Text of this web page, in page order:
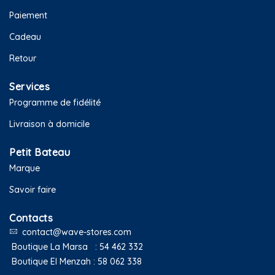
Paiement
Cadeau
Retour
Services
Programme de fidélité
Livraison à domicile
Petit Bateau
Marque
Savoir faire
Contacts
contact@wave-stores.com
Boutique La Marsa : 54 462 332
Boutique El Menzah : 58 062 338